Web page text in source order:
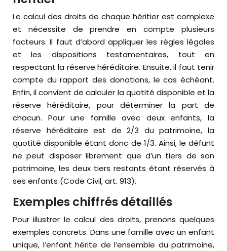
Le calcul des droits de chaque héritier est complexe
et nécessite de prendre en compte plusieurs
facteurs. Il faut d’abord appliquer les règles légales
et les dispositions testamentaires, tout en
respectant la réserve héréditaire. Ensuite, il faut tenir
compte du rapport des donations, le cas échéant.
Enfin, il convient de calculer la quotité disponible et la
réserve héréditaire, pour déterminer la part de
chacun. Pour une famille avec deux enfants, la
réserve héréditaire est de 2/3 du patrimoine, la
quotité disponible étant donc de 1/3. Ainsi, le défunt
ne peut disposer librement que d’un tiers de son
patrimoine, les deux tiers restants étant réservés à
ses enfants (Code Civil, art. 913).
Exemples chiffrés détaillés
Pour illustrer le calcul des droits, prenons quelques
exemples concrets. Dans une famille avec un enfant
unique, l’enfant hérite de l’ensemble du patrimoine,